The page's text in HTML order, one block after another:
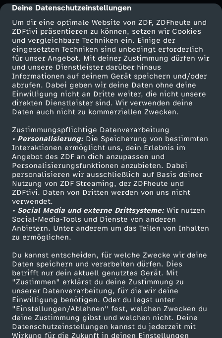
cmp-dialog-description
Deine Datenschutzeinstellungen
Um dir eine optimale Website von ZDF, ZDFheute und
ZDFtivi präsentieren zu können, setzen wir Cookies
und vergleichbare Techniken ein. Einige der
eingesetzten Techniken sind unbedingt erforderlich
für unser Angebot. Mit deiner Zustimmung dürfen wir
und unsere Dienstleister darüber hinaus
Informationen auf deinem Gerät speichern und/oder
abrufen. Dabei geben wir deine Daten ohne deine
Einwilligung nicht an Dritte weiter, die nicht unsere
direkten Dienstleister sind. Wir verwenden deine
Daten auch nicht zu kommerziellen Zwecken.
Zustimmungspflichtige Datenverarbeitung
• Personalisierung:Die Speicherung von bestimmten
Interaktionen ermöglicht uns, dein Erlebnis im
Angebot des ZDF an dich anzupassen und
Personalisierungsfunktionen anzubieten. Dabei
personalisieren wir ausschließlich auf Basis deiner
Nutzung von ZDF Streaming, der ZDFheute und
ZDFtivi. Daten von Dritten werden von uns nicht
verwendet.
• Social Media und externe Drittsysteme:Wir nutzen
Social-Media-Tools und Dienste von anderen
Anbietern. Unter anderem um das Teilen von Inhalten
zu ermöglichen.
Du kannst entscheiden, für welche Zwecke wir deine
Daten speichern und verarbeiten dürfen. Dies
betrifft nur dein aktuell genutztes Gerät. Mit
"Zustimmen" erklärst du deine Zustimmung zu
unserer Datenverarbeitung, für die wir deine
Einwilligung benötigen. Oder du legst unter
"Einstellungen/Ablehnen" fest, welchen Zwecken du
deine Zustimmung gibst und welchen nicht. Deine
Datenschutzeinstellungen kannst du jederzeit mit
Wirkung für die Zukunft in deinen Einstellungen
r
a
u
b
t
a
u
f
d
e
m
H
e
i
Mehr ZDF
ZDF-Apps
Smart TV
ZDFtext
Livestreams
Sendungen A-Z
TV-Programm
Service
ZDFmitreden
Kontakt zum ZDF
Tickets
Zuschauerservice
Hilfe
ZDF Unternehmen
Karriere
ZDF goes Schule
Werbefernsehen
Mainzelmännchen